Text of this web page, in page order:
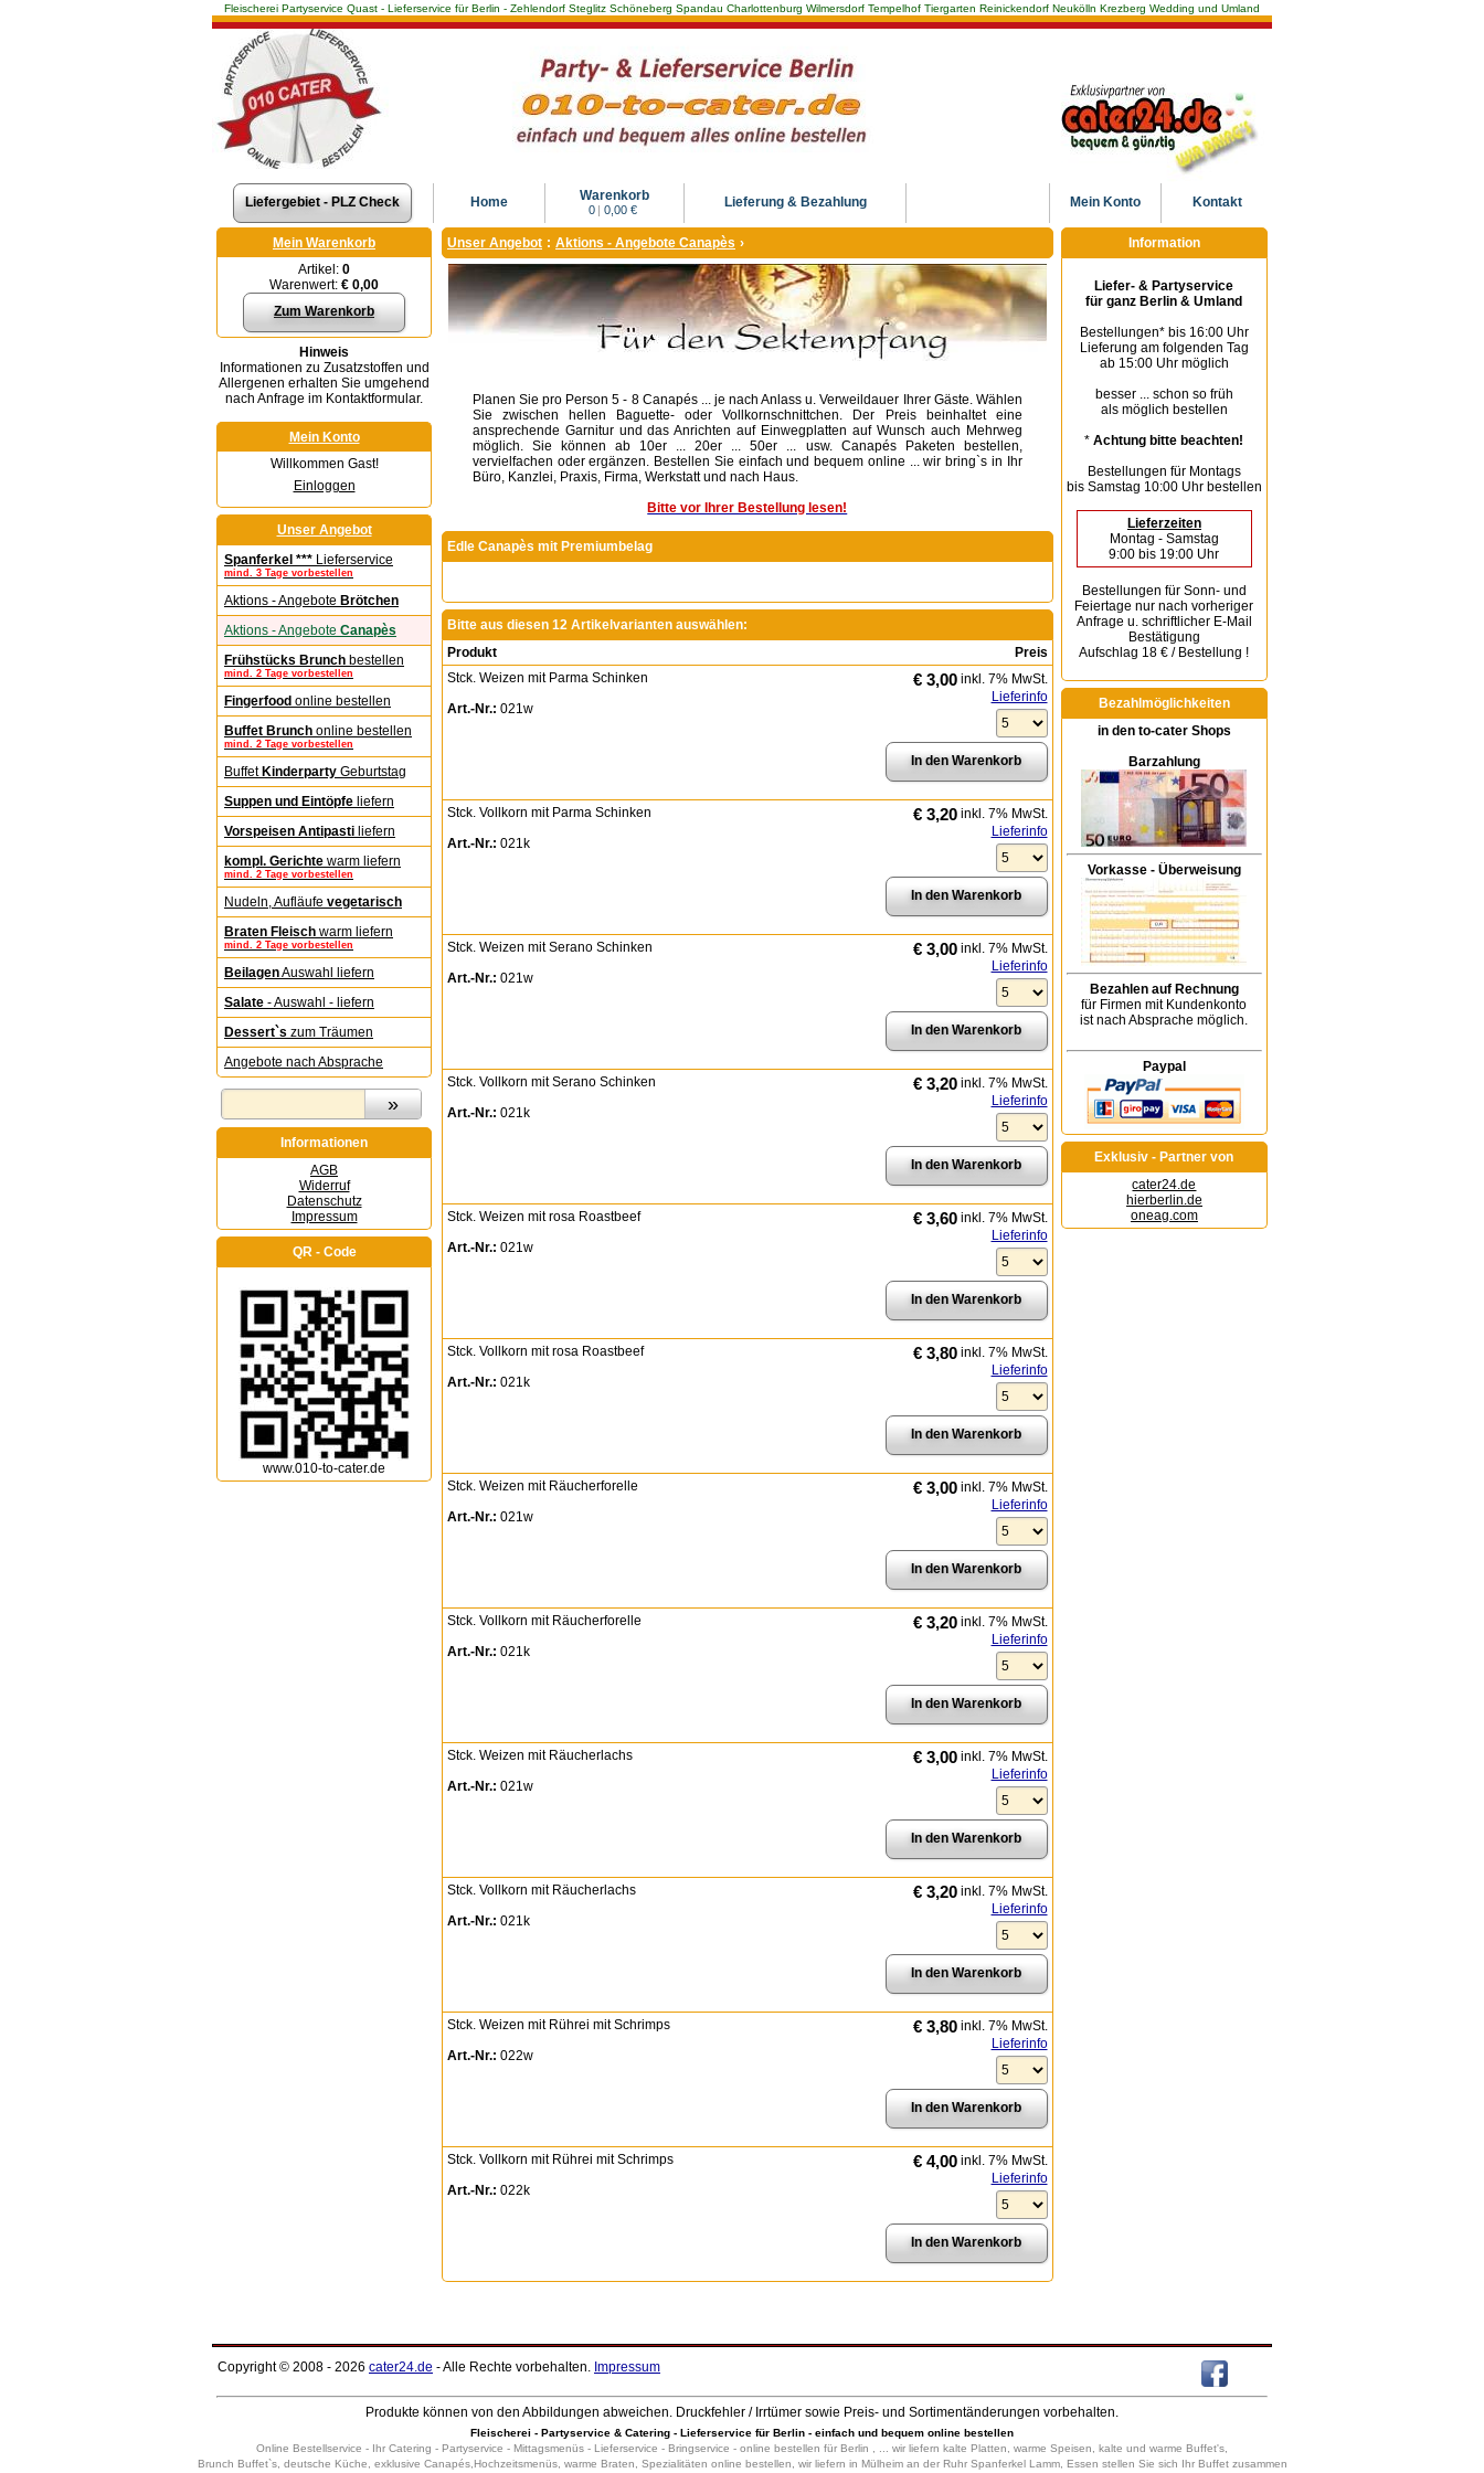
Fleischerei Partyservice Quast - Lieferservice für Berlin - Zehlendorf Steglitz Schöneberg Spandau Charlottenburg Wilmersdorf Tempelhof Tiergarten Reinickendorf Neukölln Krezberg Wedding und Umland
Liefergebiet - PLZ Check Home Warenkorb
0 | 0,00 € Lieferung & Bezahlung Kontakt
Mein Konto
Mein Warenkorb
Artikel: 0
Warenwert: € 0,00
Zum Warenkorb
Hinweis
Informationen zu Zusatzstoffen und
Allergenen erhalten Sie umgehend
nach Anfrage im Kontaktformular.
Mein Konto
Willkommen Gast!
Einloggen
Unser Angebot
Spanferkel *** Lieferservice
mind. 3 Tage vorbestellen
Aktions - Angebote Brötchen
Aktions - Angebote Canapès
Frühstücks Brunch bestellen
mind. 2 Tage vorbestellen
Fingerfood online bestellen
Buffet Brunch online bestellen
mind. 2 Tage vorbestellen
Buffet Kinderparty Geburtstag
Suppen und Eintöpfe liefern
Vorspeisen Antipasti liefern
kompl. Gerichte warm liefern
mind. 2 Tage vorbestellen
Nudeln, Aufläufe vegetarisch
Braten Fleisch warm liefern
mind. 2 Tage vorbestellen
BeilagenAuswahl liefern
Salate - Auswahl - liefern
Dessert`s zum Träumen
Angebote nach Absprache
Informationen
AGB
Widerruf
Datenschutz
Impressum
QR - Code
www.010-to-cater.de
Unser Angebot : Aktions - Angebote Canapès ›
Planen Sie pro Person 5 - 8 Canapés ... je nach Anlass u. Verweildauer Ihrer Gäste. Wählen
Sie zwischen hellen Baguette- oder Vollkornschnittchen. Der Preis beinhaltet eine
ansprechende Garnitur und das Anrichten auf Einwegplatten auf Wunsch auch Mehrweg
möglich. Sie können ab 10er ... 20er ... 50er ... usw. Canapés Paketen bestellen,
vervielfachen oder ergänzen. Bestellen Sie einfach und bequem online ... wir bring`s in Ihr
Büro, Kanzlei, Praxis, Firma, Werkstatt und nach Haus.
Bitte vor Ihrer Bestellung lesen!
Edle Canapès mit Premiumbelag
Bitte aus diesen 12 Artikelvarianten auswählen:
Produkt
Preis
Stck. Weizen mit Parma Schinken
Art.-Nr.: 021w
€ 3,00inkl. 7% MwSt.
Lieferinfo
Stck. Vollkorn mit Parma Schinken
Art.-Nr.: 021k
€ 3,20inkl. 7% MwSt.
Lieferinfo
Stck. Weizen mit Serano Schinken
Art.-Nr.: 021w
€ 3,00inkl. 7% MwSt.
Lieferinfo
Stck. Vollkorn mit Serano Schinken
Art.-Nr.: 021k
€ 3,20inkl. 7% MwSt.
Lieferinfo
Stck. Weizen mit rosa Roastbeef
Art.-Nr.: 021w
€ 3,60inkl. 7% MwSt.
Lieferinfo
Stck. Vollkorn mit rosa Roastbeef
Art.-Nr.: 021k
€ 3,80inkl. 7% MwSt.
Lieferinfo
Stck. Weizen mit Räucherforelle
Art.-Nr.: 021w
€ 3,00inkl. 7% MwSt.
Lieferinfo
Stck. Vollkorn mit Räucherforelle
Art.-Nr.: 021k
€ 3,20inkl. 7% MwSt.
Lieferinfo
Stck. Weizen mit Räucherlachs
Art.-Nr.: 021w
€ 3,00inkl. 7% MwSt.
Lieferinfo
Stck. Vollkorn mit Räucherlachs
Art.-Nr.: 021k
€ 3,20inkl. 7% MwSt.
Lieferinfo
Stck. Weizen mit Rührei mit Schrimps
Art.-Nr.: 022w
€ 3,80inkl. 7% MwSt.
Lieferinfo
Stck. Vollkorn mit Rührei mit Schrimps
Art.-Nr.: 022k
€ 4,00inkl. 7% MwSt.
Lieferinfo
Information
Liefer- & Partyservice
für ganz Berlin & Umland
Bestellungen* bis 16:00 Uhr
Lieferung am folgenden Tag
ab 15:00 Uhr möglich
besser ... schon so früh
als möglich bestellen
*Achtung bitte beachten!
Bestellungen für Montags
bis Samstag 10:00 Uhr bestellen
Lieferzeiten
Montag - Samstag
9:00 bis 19:00 Uhr
Bestellungen für Sonn- und
Feiertagenur nach vorheriger
Anfrage u. schriftlicher E-Mail
Bestätigung
Aufschlag 18 € / Bestellung !
Bezahlmöglichkeiten
in den to-cater Shops
Barzahlung
Vorkasse - Überweisung
Bezahlen auf Rechnung
für Firmen mit Kundenkonto
ist nach Absprache möglich.
Paypal
Exklusiv - Partner von
cater24.de
hierberlin.de
oneag.com
Copyright © 2008 - 2026 cater24.de - Alle Rechte vorbehalten. Impressum
Produkte können von den Abbildungen abweichen. Druckfehler / Irrtümer sowie Preis- und Sortimentänderungen vorbehalten.
Fleischerei - Partyservice & Catering - Lieferservice für Berlin - einfach und bequem online bestellen
Online Bestellservice - Ihr Catering - Partyservice - Mittagsmenüs - Lieferservice - Bringservice - online bestellen für Berlin , ... wir liefern kalte Platten, warme Speisen, kalte und warme Buffet's,
Brunch Buffet`s, deutsche Küche, exklusive Canapés,Hochzeitsmenüs, warme Braten, Spezialitäten online bestellen, wir liefern in Mülheim an der Ruhr Spanferkel Lamm, Essen stellen Sie sich Ihr Buffet zusammen